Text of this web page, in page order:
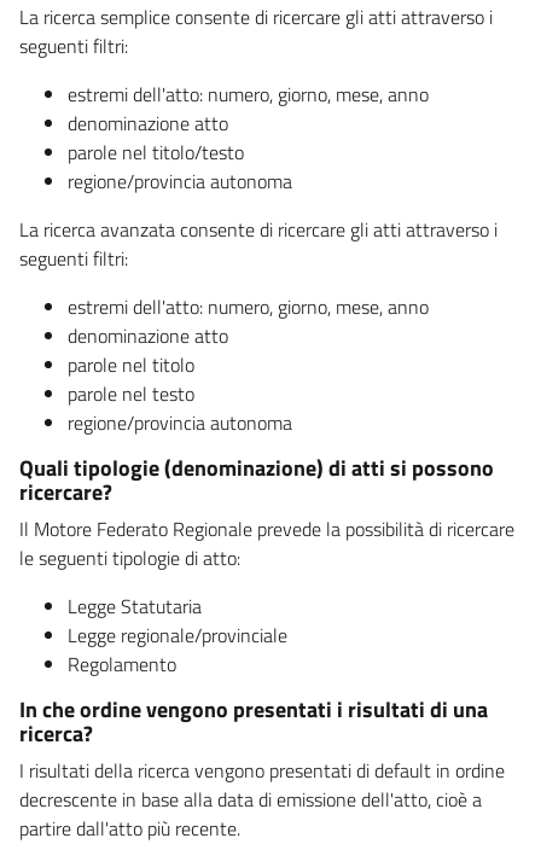
La ricerca semplice consente di ricercare gli atti attraverso i
seguenti filtri:
estremi dell'atto: numero, giorno, mese, anno
denominazione atto
parole nel titolo/testo
regione/provincia autonoma
La ricerca avanzata consente di ricercare gli atti attraverso i
seguenti filtri:
estremi dell'atto: numero, giorno, mese, anno
denominazione atto
parole nel titolo
parole nel testo
regione/provincia autonoma
Quali tipologie (denominazione) di atti si possono
ricercare?
Il Motore Federato Regionale prevede la possibilità di ricercare
le seguenti tipologie di atto:
Legge Statutaria
Legge regionale/provinciale
Regolamento
In che ordine vengono presentati i risultati di una
ricerca?
I risultati della ricerca vengono presentati di default in ordine
decrescente in base alla data di emissione dell'atto, cioè a
partire dall'atto più recente.